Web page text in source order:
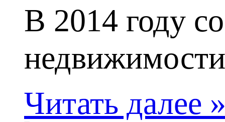
В 2014 году
Читать далее